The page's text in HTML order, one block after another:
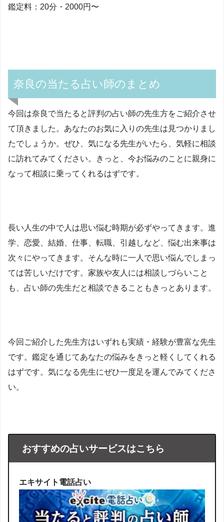
鑑定料：20分・2000円〜
奈良の当たる占い師のまとめ
今回は奈良で当たると評判の占い師の先生方をご紹介させ
て頂きました。あなたのお気に入りの先生は見つかりまし
たでしょうか。ぜひ、気になる先生がいたら、気軽に相談
に訪れてみてください。きっと、今お悩みのことに親身に
なって相談に乗ってくれるはずです。
長い人生の中で人は思い悩む時期が必ずやってきます。進
学、恋愛、結婚、仕事、転職、引越しなど、悩む出来事は
次々にやってきます。そんな時に一人で思い悩んでしまっ
ては苦しいだけです。家族や友人には相談しづらいこと
も、占い師の先生だと相談できることもきっとあります。
今回ご紹介した先生方はいずれも実績・経験が豊富な先生
です。鑑定を通じてあなたの悩みをきっと軽くしてくれる
はずです。気になる先生にぜひ一度足を運んでみてくださ
い。
おすすめの占いサービスはこちら
エキサイト電話占い